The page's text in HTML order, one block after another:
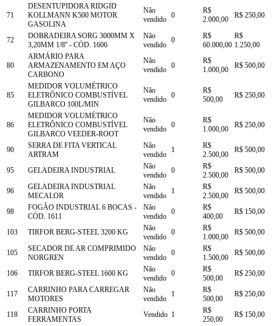
71
DESENTUPIDORA RIDGID
KOLLMANN K500 MOTOR
GASOLINA
Não
vendido 0
R$
2.000,00
R$ 250,00
72
DOBRADEIRA SORG 3000MM X
3,20MM 1/8'' - CÓD. 1606
Não
vendido
0
R$
60.000,00
R$
1.250,00
80
ARMÁRIO PARA
ARMAZENAMENTO EM AÇO
CARBONO
Não
vendido 0
R$
1.000,00
R$ 500,00
85
MEDIDOR VOLUMÉTRICO
ELETRÔNICO COMBUSTÍVEL
GILBARCO 100L/MIN
Não
vendido 0
R$
500,00
R$ 250,00
86
MEDIDOR VOLUMÉTRICO
ELETRÔNICO COMBUSTÍVEL
GILBARCO VEEDER-ROOT
Não
vendido 0
R$
1.000,00
R$ 250,00
90
SERRA DE FITA VERTICAL
ARTRAM
Não
vendido
1
R$
2.500,00
R$ 500,00
95 GELADEIRA INDUSTRIAL
Não
vendido
0
R$
2.500,00
R$ 500,00
96
GELADEIRA INDUSTRIAL
MECALOR
Não
vendido
1
R$
2.500,00
R$ 500,00
98
FOGÃO INDUSTRIAL 6 BOCAS -
CÓD. 1611
Não
vendido
0
R$
400,00
R$ 150,00
103 TIRFOR BERG-STEEL 3200 KG
Não
vendido
0
R$
1.000,00
R$ 500,00
105
SECADOR DE AR COMPRIMIDO
NORGREN
Não
vendido
0
R$
1.500,00
R$ 500,00
106 TIRFOR BERG-STEEL 1600 KG
Não
vendido
0
R$
500,00
R$ 250,00
117
CARRINHO PARA CARREGAR
MOTORES
Não
vendido
1
R$
500,00
R$ 250,00
118
CARRINHO PORTA
FERRAMENTAS
Vendido 1
R$
250,00
R$ 150,00